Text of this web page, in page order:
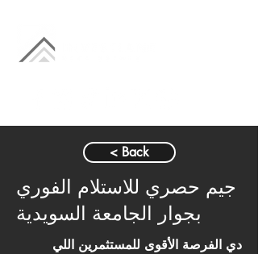
< Back
جيم حصري للاستلام الفوري
بجوار الجامعة السويدية
دي الفرصة الأقوى للمستثمرين اللي